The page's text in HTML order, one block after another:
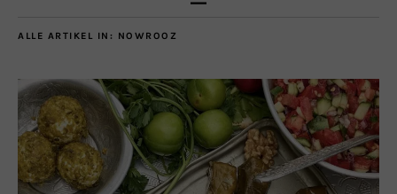
ALLE ARTIKEL IN: NOWROOZ